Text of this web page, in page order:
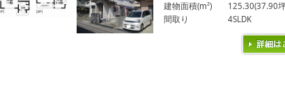
建物面積(m²)
125.30(37.90
間取り
4SLDK